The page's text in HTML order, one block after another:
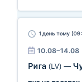
1 день тому
10.08–14.08
Рига (LV) —